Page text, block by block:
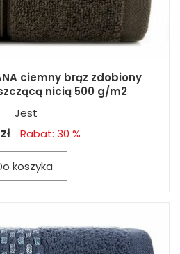
ciemny brąz zdobiony
nicią 500 g/m2
Jest
Rabat: 30 %
koszyka